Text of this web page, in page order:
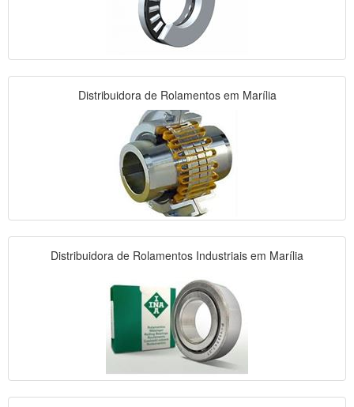
Distribuidora de Rolamentos em Marília
Distribuidora de Rolamentos Industriais em Marília